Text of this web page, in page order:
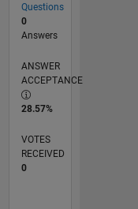
Questions
0
Answers
ANSWER
ACCEPTANCE
28.57%
VOTES
RECEIVED
0